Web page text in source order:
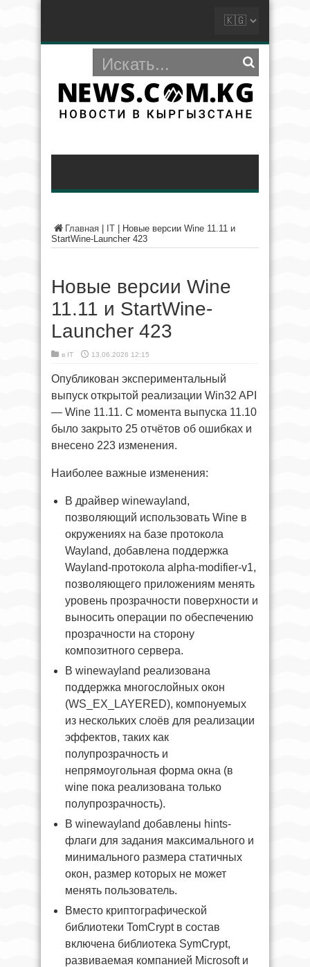
Главная IT
Новые версии Wine 11.11 и
StartWine-Launcher 423
Новые версии Wine
11.11 и StartWine-
Launcher 423
в IT 13.06.2026 12:15
Опубликован экспериментальный
выпуск открытой реализации Win32 API
— Wine 11.11. С момента выпуска 11.10
было закрыто 25 отчётов об ошибках и
внесено 223 изменения.
Наиболее важные изменения:
В драйвер winewayland,
позволяющий использовать Wine в
окружениях на базе протокола
Wayland, добавлена поддержка
Wayland-протокола alpha-modifier-v1,
позволяющего приложениям менять
уровень прозрачности поверхности и
выносить операции по обеспечению
прозрачности на сторону
композитного сервера.
В winewayland реализована
поддержка многослойных окон
(WS_EX_LAYERED), компонуемых
из нескольких слоёв для реализации
эффектов, таких как
полупрозрачность и
непрямоугольная форма окна (в
wine пока реализована только
полупрозрачность).
В winewayland добавлены hints-
флаги для задания максимального и
минимального размера статичных
окон, размер которых не может
менять пользователь.
Вместо криптографической
библиотеки TomCrypt в состав
включена библиотека SymCrypt,
развиваемая компанией Microsoft и